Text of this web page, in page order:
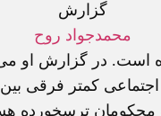
گزارش
محمدجواد روح
است. در گزارش او می
اجتماعی کمتر فرقی
محکومان ترسخورده